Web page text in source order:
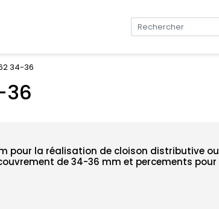
34-36
36
pour la réalisation de cloison distributive ou
de 34-36 mm et percements pour